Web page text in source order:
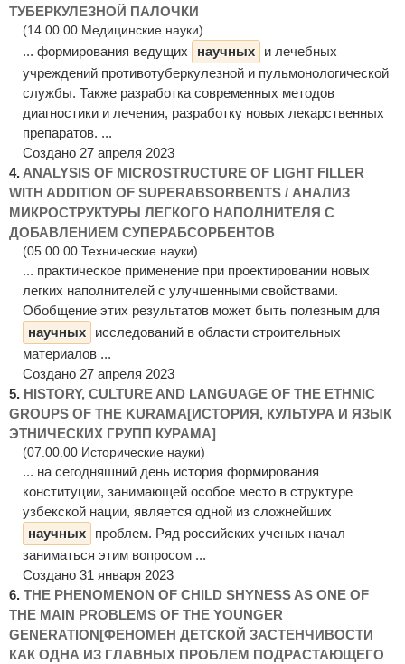
ТУБЕРКУЛЕЗНОЙ ПАЛОЧКИ
(14.00.00 Медицинские науки)
... формирования ведущих научных
и лечебных
учреждений противотуберкулезной и пульмонологической
службы. Также разработка современных методов
диагностики и лечения, разработку новых лекарственных
препаратов. ...
Создано 27 апреля 2023
4. ANALYSIS OF MICROSTRUCTURE OF LIGHT FILLER
WITH ADDITION OF SUPERABSORBENTS / АНАЛИЗ
МИКРОСТРУКТУРЫ ЛЕГКОГО НАПОЛНИТЕЛЯ С
ДОБАВЛЕНИЕМ СУПЕРАБСОРБЕНТОВ
(05.00.00 Технические науки)
... практическое применение при проектировании новых
легких наполнителей с улучшенными свойствами.
Обобщение этих результатов может быть полезным для
научных
исследований в области строительных
материалов ...
Создано 27 апреля 2023
5. HISTORY, CULTURE AND LANGUAGE OF THE ETHNIC
GROUPS OF THE KURAMA[ИСТОРИЯ, КУЛЬТУРА И ЯЗЫК
ЭТНИЧЕСКИХ ГРУПП КУРАМА]
(07.00.00 Исторические науки)
... на сегодняшний день история формирования
конституции, занимающей особое место в структуре
узбекской нации, является одной из сложнейших
научных
проблем. Ряд российских ученых начал
заниматься этим вопросом ...
Создано 31 января 2023
6. THE PHENOMENON OF CHILD SHYNESS AS ONE OF
THE MAIN PROBLEMS OF THE YOUNGER
GENERATION[ФЕНОМЕН ДЕТСКОЙ ЗАСТЕНЧИВОСТИ
КАК ОДНА ИЗ ГЛАВНЫХ ПРОБЛЕМ ПОДРАСТАЮЩЕГО